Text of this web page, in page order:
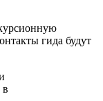
гида будут
в